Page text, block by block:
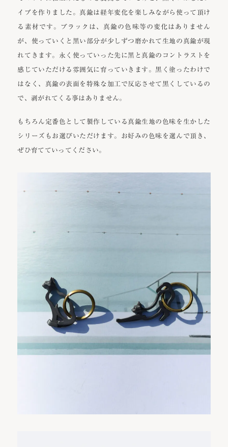
イプを作りました。真鍮は経年変化を楽しみながら使って頂け
る素材です。ブラックは、真鍮の色味等の変化はありません
が、使っていくと黒い部分が少しずつ磨かれて生地の真鍮が現
れてきます。永く使っていった先に黒と真鍮のコントラストを
感じていただける雰囲気に育っていきます。黒く塗ったわけで
はなく、真鍮の表面を特殊な加工で反応させて黒くしているの
で、剥がれてくる事はありません。
もちろん定番色として製作している真鍮生地の色味を生かした
シリーズもお選びいただけます。お好みの色味を選んで頂き、
ぜひ育てていってください。